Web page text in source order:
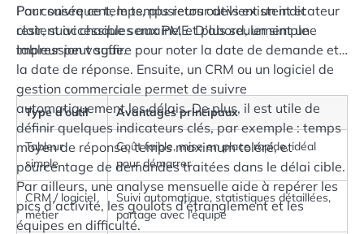
Par conséquent, le temps retour devient un indicateur
clair, suivi chaque semaine, et plus seulement une
impression vague.
Pour suivre ce temps, plusieurs outils existent et
restent accessibles aux PME. D’abord, un simple
tableur peut suffire pour noter la date de demande et
la date de réponse. Ensuite, un CRM ou un logiciel de
gestion commerciale permet de suivre
automatiquement les délais. De plus, il est utile de
définir quelques indicateurs clés, par exemple : temps
moyen de réponse, temps maximum toléré, et
pourcentage de demandes traitées dans le délai cible.
Par ailleurs, une analyse mensuelle aide à repérer les
pics d’activité, les goulots d’étranglement et les
équipes en difficulté.
Type d’outil Avantages principaux
Tableur
simple
Coût faible, mise en place rapide, idéal
pour démarrer
CRM / logiciel
métier
Suivi automatique, statistiques détaillées,
partage avec l’équipe